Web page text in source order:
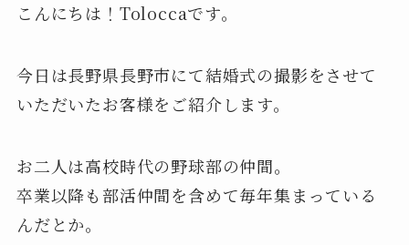
こんにちは！Toloccaです。
今日は長野県長野市にて結婚式の撮影をさせて
いただいたお客様をご紹介します。
お二人は高校時代の野球部の仲間。
卒業以降も部活仲間を含めて毎年集まっている
んだとか。